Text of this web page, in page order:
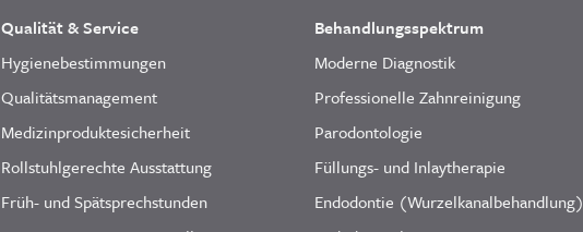
Qualität & Service
Hygienebestimmungen
Qualitätsmanagement
Medizinproduktesicherheit
Rollstuhlgerechte Ausstattung
Früh- und Spätsprechstunden
Behandlungsspektrum
Moderne Diagnostik
Professionelle Zahnreinigung
Parodontologie
Füllungs- und Inlaytherapie
Endodontie (Wurzelkanalbehandlung)